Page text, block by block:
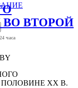
ВО ВТОРОЙ
часа
XX В.